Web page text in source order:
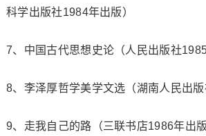
科学出版社1984年出版）
7、中国古代思想史论（人民出版社1985
8、李泽厚哲学美学文选（湖南人民出版
9、走我自己的路（三联书店1986年出版